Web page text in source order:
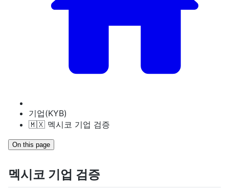
기업(KYB)
🇲🇽 멕시코 기업 검증
On this page
멕시코 기업 검증